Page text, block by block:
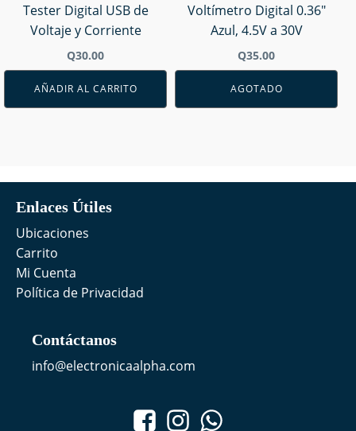
Tester Digital USB de
Voltaje y Corriente
Q30.00
AÑADIR AL CARRITO
Voltímetro Digital 0.36"
Azul, 4.5V a 30V
Q35.00
AGOTADO
Enlaces Útiles
Ubicaciones
Carrito
Mi Cuenta
Política de Privacidad
Contáctanos
info@electronicaalpha.com